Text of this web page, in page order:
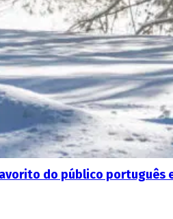
do público português